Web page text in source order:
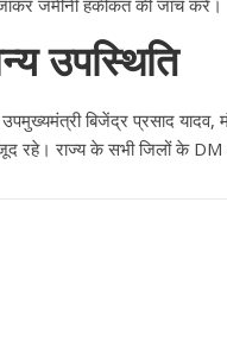
जमीनी हकीकत की जांच करें।
उपस्थिति
बिजेंद्र प्रसाद
रहे। राज्य के सभी जिलों के